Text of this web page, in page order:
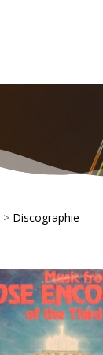
> Discographie